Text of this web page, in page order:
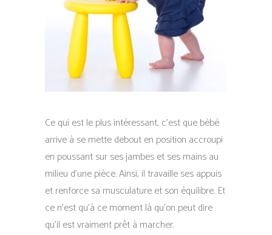
Ce qui est le plus intéressant, c’est que bébé
arrive à se mette debout en position accroupi
en poussant sur ses jambes et ses mains au
milieu d’une pièce. Ainsi, il travaille ses appuis
et renforce sa musculature et son équilibre. Et
ce n’est qu’à ce moment là qu’on peut dire
qu’il est vraiment prêt à marcher.